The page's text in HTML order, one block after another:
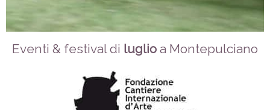
Eventi & festival di luglio a Montepulciano